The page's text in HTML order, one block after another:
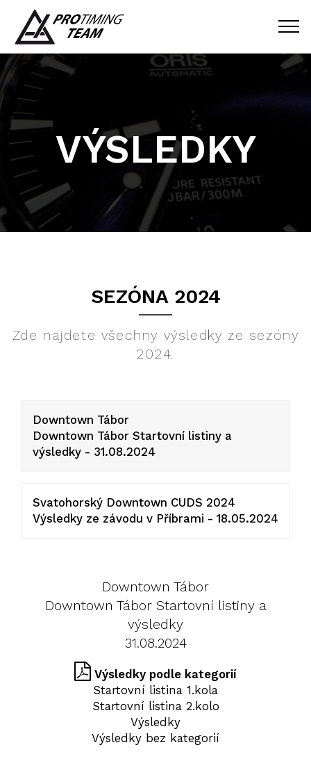
VÝSLEDKY
SEZÓNA 2024
Zde najdete všechny výsledky ze sezóny
2024.
Downtown Tábor
Downtown Tábor Startovní listiny a
výsledky - 31.08.2024
Svatohorský Downtown CUDS 2024
Výsledky ze závodu v Příbrami - 18.05.2024
Downtown Tábor
Downtown Tábor Startovní listiny a
výsledky
31.08.2024
Výsledky podle kategorií
Startovní listina 1.kola
Startovní listina 2.kolo
Výsledky
Výsledky bez kategorií